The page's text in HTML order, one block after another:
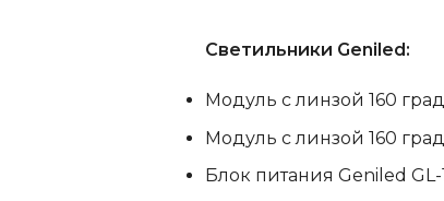
Светильники Geniled:
Модуль с линзой 160
Модуль с линзой 160
Блок питания Geniled GL-